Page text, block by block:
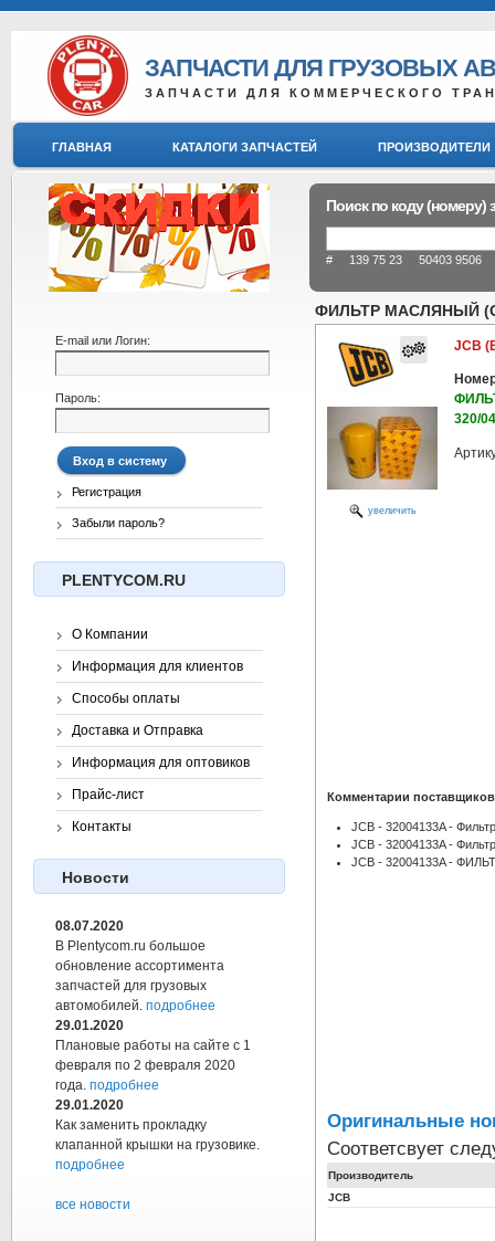
ЗАПЧАСТИ ДЛЯ ГРУЗОВЫХ
ЗАПЧАСТИ ДЛЯ КОММЕРЧЕСКОГО
ГЛАВНАЯ КАТАЛОГИ ЗАПЧАСТЕЙ ПРОИЗВОДИТЕЛИ
Поиск по коду (номеру)
# 139 75 23 50403 9506
ФИЛЬТР МАСЛЯНЫЙ
увеличить
JCB
320/
Комментарии
JCB - 32004133A -
JCB - 32004133A -
JCB - 32004133A -
Оригинальные
Соответсвует
Производитель
JCB
E-mail или Логин:
Пароль:
Регистрация
Забыли пароль?
PLENTYCOM.RU
О Компании
Информация для клиентов
Способы оплаты
Доставка и Отправка
Информация для оптовиков
Прайс-лист
Контакты
Новости
08.07.2020
В Plentycom.ru большое
обновление ассортимента
запчастей для грузовых
автомобилей. подробнее
29.01.2020
Плановые работы на сайте с 1
февраля по 2 февраля 2020
года. подробнее
29.01.2020
Как заменить прокладку
клапанной крышки на грузовике.
подробнее
все новости